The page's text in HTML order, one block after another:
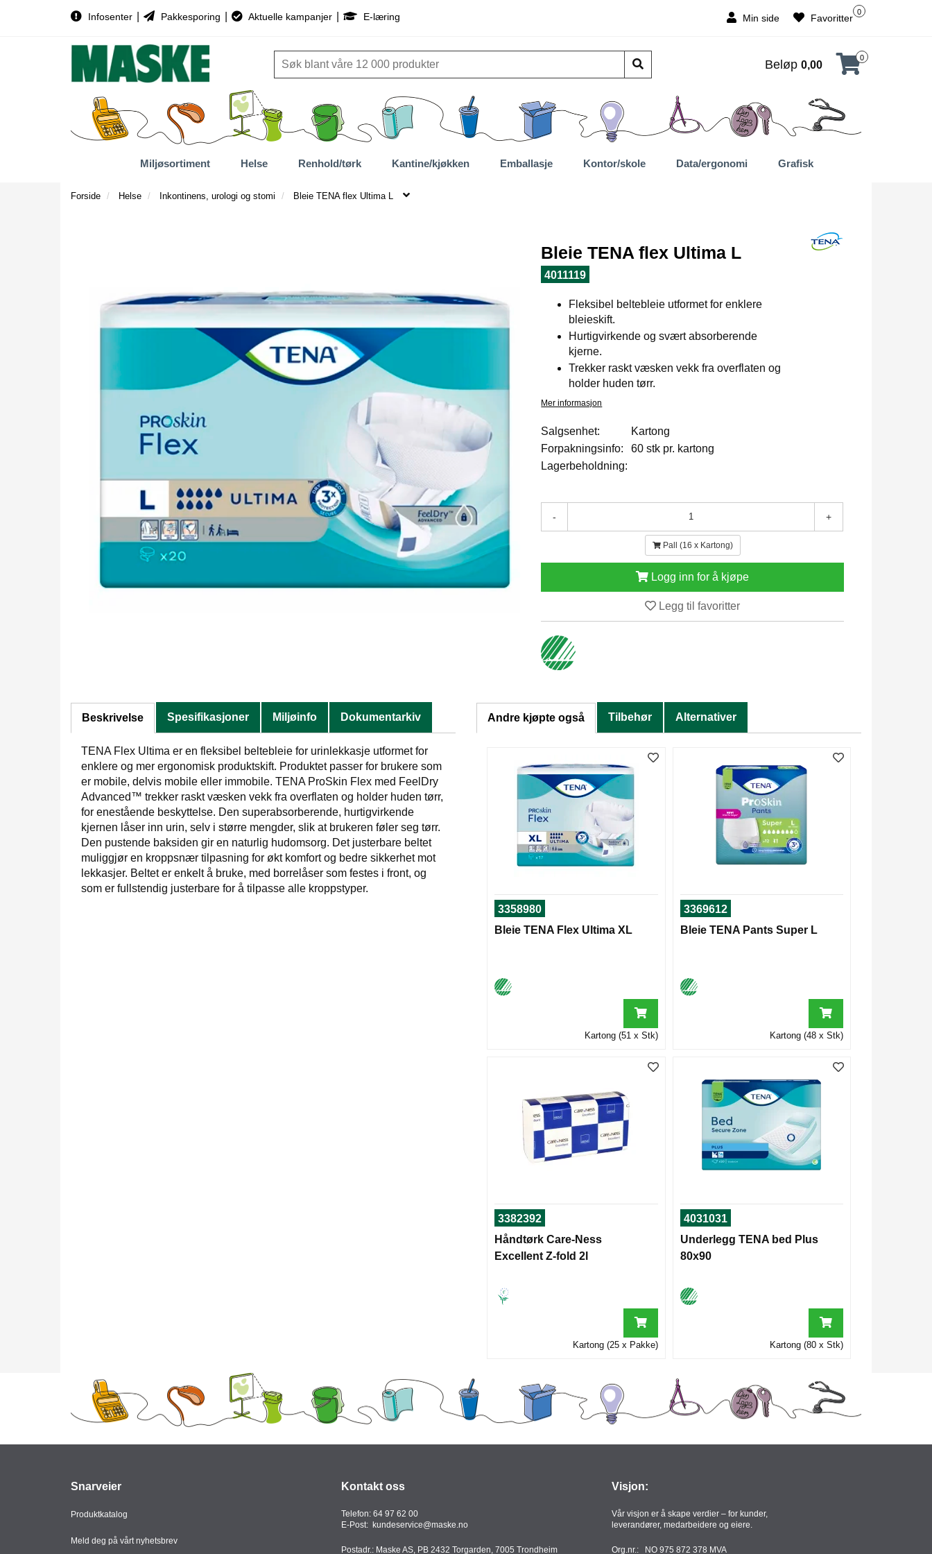
Infosenter Pakkesporing Aktuelle kampanjer E-læring Min side
0
Favoritter
Beløp 0,00
0
Miljøsortiment Helse Renhold/tørk Kantine/kjøkken Emballasje Kontor/skole Data/ergonomi Grafisk
Forside Helse Inkontinens, urologi og stomi Bleie TENA flex Ultima L
Bleie TENA flex Ultima L
4011119
Fleksibel beltebleie utformet for enklere
bleieskift.
Hurtigvirkende og svært absorberende
kjerne.
Trekker raskt væsken vekk fra overflaten og
holder huden tørr.
Mer informasjon
Salgsenhet:
Kartong
Forpakningsinfo:
60 stk pr. kartong
Lagerbeholdning:
- +
Pall (16 x Kartong)
Logg inn for å kjøpe
Legg til favoritter
Beskrivelse Spesifikasjoner Miljøinfo Dokumentarkiv
TENA Flex Ultima er en fleksibel beltebleie for urinlekkasje utformet for
enklere og mer ergonomisk produktskift. Produktet passer for brukere som
er mobile, delvis mobile eller immobile. TENA ProSkin Flex med FeelDry
Advanced™ trekker raskt væsken vekk fra overflaten og holder huden tørr,
for enestående beskyttelse. Den superabsorberende, hurtigvirkende
kjernen låser inn urin, selv i større mengder, slik at brukeren føler seg tørr.
Den pustende baksiden gir en naturlig hudomsorg. Det justerbare beltet
muliggjør en kroppsnær tilpasning for økt komfort og bedre sikkerhet mot
lekkasjer. Beltet er enkelt å bruke, med borrelåser som festes i front, og
som er fullstendig justerbare for å tilpasse alle kroppstyper.
Andre kjøpte også Tilbehør Alternativer
3358980
Bleie TENA Flex Ultima XL
Kartong (51 x Stk)
3369612
Bleie TENA Pants Super L
Kartong (48 x Stk)
3382392
Håndtørk Care-Ness
Excellent Z-fold 2l
Kartong (25 x Pakke)
4031031
Underlegg TENA bed Plus
80x90
Kartong (80 x Stk)
Snarveier
Produktkatalog
Meld deg på vårt nyhetsbrev
Kontakt oss
Telefon: 64 97 62 00
E-Post: kundeservice@maske.no
Postadr.: Maske AS, PB 2432 Torgarden, 7005 Trondheim
Visjon:
Vår visjon er å skape verdier – for kunder,
leverandører, medarbeidere og eiere.
Org.nr.: NO 975 872 378 MVA